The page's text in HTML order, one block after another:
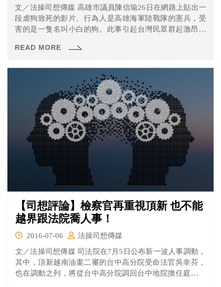
文／法操司想傳媒 高雄市議員陳信瑜26日在網路上貼出一
段虐狗致死的影片。行為人是高雄海軍陸戰隊的憲兵，受
害的是一隻名叫小白的狗。此事引起台灣民眾群起激昂。
READ MORE
【司想評論】檢察官再重視頂新 也不能
越界跟法院喬人事！
2016-07-06
法操司想傳媒
文／法操司想傳媒 司法院在7月5日公布新一波人事調動，
其中，頂新越南油案二審的台中高分院受命法官吳幸芬，
也在調動之列，將從台中高分院調回台中地院擔任庭長，